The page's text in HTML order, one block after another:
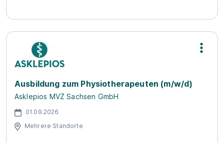
Ausbildung zum Physiotherapeuten (m/w/d)
Asklepios MVZ Sachsen GmbH
01.09.2026
Mehrere Standorte